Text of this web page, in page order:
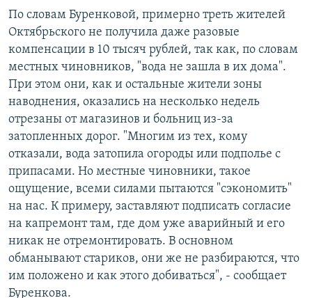
По словам Буренковой, примерно треть жителей
Октябрьского не получила даже разовые
компенсации в 10 тысяч рублей, так как, по словам
местных чиновников, "вода не зашла в их дома".
При этом они, как и остальные жители зоны
наводнения, оказались на несколько недель
отрезаны от магазинов и больниц из-за
затопленных дорог. "Многим из тех, кому
отказали, вода затопила огороды или подполье с
припасами. Но местные чиновники, такое
ощущение, всеми силами пытаются "сэкономить"
на нас. К примеру, заставляют подписать согласие
на капремонт там, где дом уже аварийный и его
никак не отремонтировать. В основном
обманывают стариков, они же не разбираются, что
им положено и как этого добиваться", - сообщает
Буренкова.